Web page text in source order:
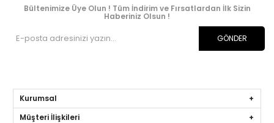
Bültenimize Üye Olun ! Tüm İndirim ve Fırsatlardan İlk Sizin
Haberiniz Olsun !
GÖNDER
Kurumsal
Müşteri İlişkileri